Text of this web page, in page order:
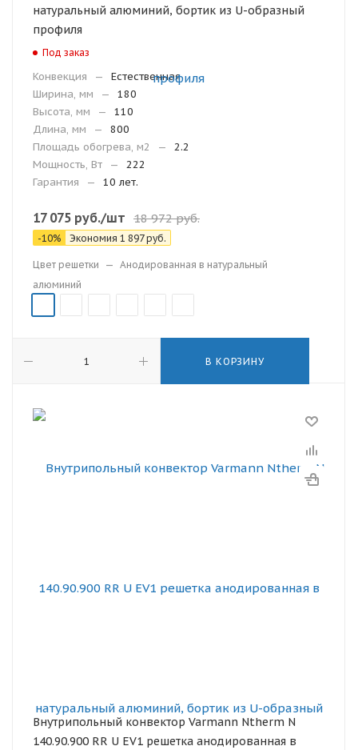
натуральный алюминий, бортик из U-образный
профиля
Под заказ
Конвекция —
Естественная
Ширина, мм
—
180
Высота, мм
—
110
Длина, мм
—
800
Площадь обогрева, м2
—
2.2
Мощность, Вт
—
222
Гарантия
— 10 лет.
17 075 руб./шт 18 972руб.
-10% Экономия 1 897руб.
Цвет решетки — Анодированная в натуральный
алюминий
В КОРЗИНУ
Внутрипольный конвектор Varmann Ntherm N
140.90.900 RR U EV1 решетка анодированная в